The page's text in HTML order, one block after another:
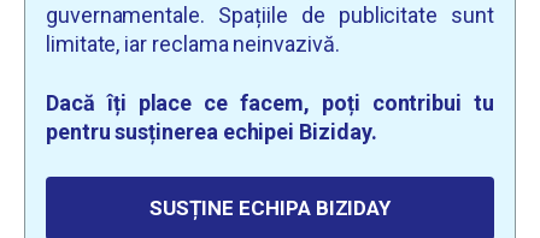
guvernamentale. Spațiile de publicitate sunt
limitate, iar reclama neinvazivă.
Dacă îți place ce facem, poți contribui tu
pentru susținerea echipei Biziday.
SUSȚINE ECHIPA BIZIDAY